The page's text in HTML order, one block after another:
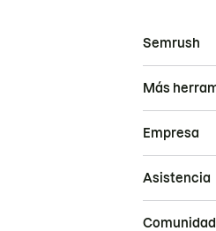
Semrush
Más
Empresa
Asistencia
Comunidad